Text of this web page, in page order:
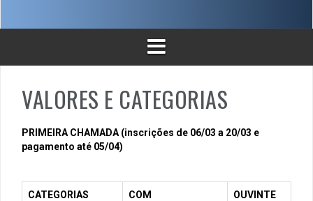
VALORES E CATEGORIAS
PRIMEIRA CHAMADA (inscrições de 06/03 a 20/03 e
pagamento até 05/04)
CATEGORIAS
COM
OUVINTE